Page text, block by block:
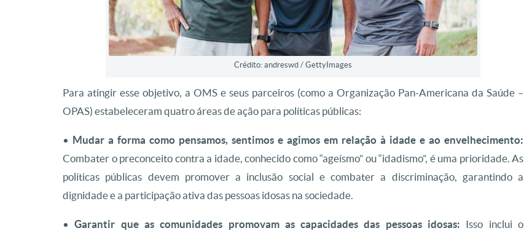
Crédito: andreswd / GettyImages
Para atingir esse objetivo, a OMS e seus parceiros (como a Organização Pan-Americana da Saúde –
OPAS) estabeleceram quatro áreas de ação para políticas públicas:
• Mudar a forma como pensamos, sentimos e agimos em relação à idade e ao envelhecimento:
Combater o preconceito contra a idade, conhecido como “ageísmo” ou “idadismo”, é uma prioridade. As
políticas públicas devem promover a inclusão social e combater a discriminação, garantindo a
dignidade e a participação ativa das pessoas idosas na sociedade.
•Garantir que as comunidades promovam as capacidades das pessoas idosas: Isso inclui o